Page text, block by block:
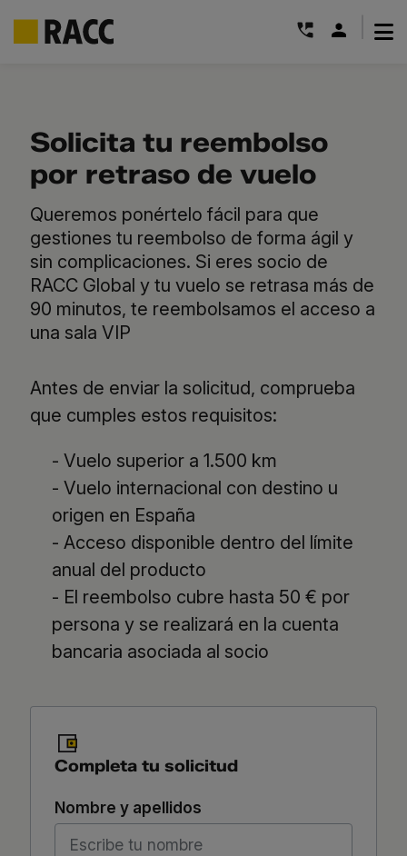
Solicita tu reembolso
por retraso de vuelo
Queremos ponértelo fácil para que
gestiones tu reembolso de forma ágil y
sin complicaciones. Si eres socio de
RACC Global y tu vuelo se retrasa más de
90 minutos, te reembolsamos el acceso a
una sala VIP
Antes de enviar la solicitud, comprueba
que cumples estos requisitos:
- Vuelo superior a 1.500 km
- Vuelo internacional con destino u
origen en España
- Acceso disponible dentro del límite
anual del producto
- El reembolso cubre hasta 50 € por
persona y se realizará en la cuenta
bancaria asociada al socio
Completa tu solicitud
Nombre y apellidos